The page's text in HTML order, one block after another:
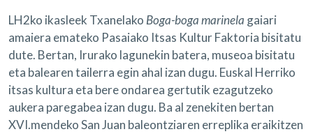
LH2ko ikasleek Txanelako Boga-boga marinela gaiari
amaiera emateko Pasaiako Itsas Kultur Faktoria bisitatu
dute. Bertan, Irurako lagunekin batera, museoa bisitatu
eta balearen tailerra egin ahal izan dugu. Euskal Herriko
itsas kultura eta bere ondarea gertutik ezagutzeko
aukera paregabea izan dugu. Ba al zenekiten bertan
XVI.mendeko San Juan baleontziaren erreplika eraikitzen